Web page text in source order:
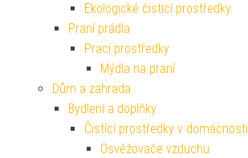
Ekologické čisticí prostředky
Praní prádla
Prací prostředky
Mýdla na praní
Dům a zahrada
Bydlení a doplňky
Čistící prostředky v domácnosti
Osvěžovače vzduchu